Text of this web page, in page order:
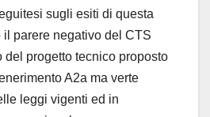
sugli esiti di questa
parere negativo del CTS
del progetto tecnico proposto
A2a ma verte
leggi vigenti ed in